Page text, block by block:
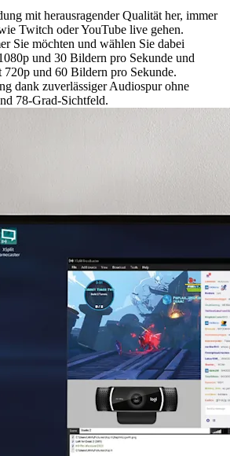
mit herausragender Qualität her, immer
Twitch oder YouTube live gehen.
Sie möchten und wählen Sie dabei
und 30 Bildern pro Sekunde und
und 60 Bildern pro Sekunde.
dank zuverlässiger Audiospur ohne
78-Grad-Sichtfeld.